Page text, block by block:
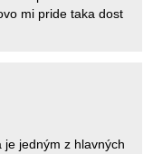
mi pride taka dost
jedným z hlavných